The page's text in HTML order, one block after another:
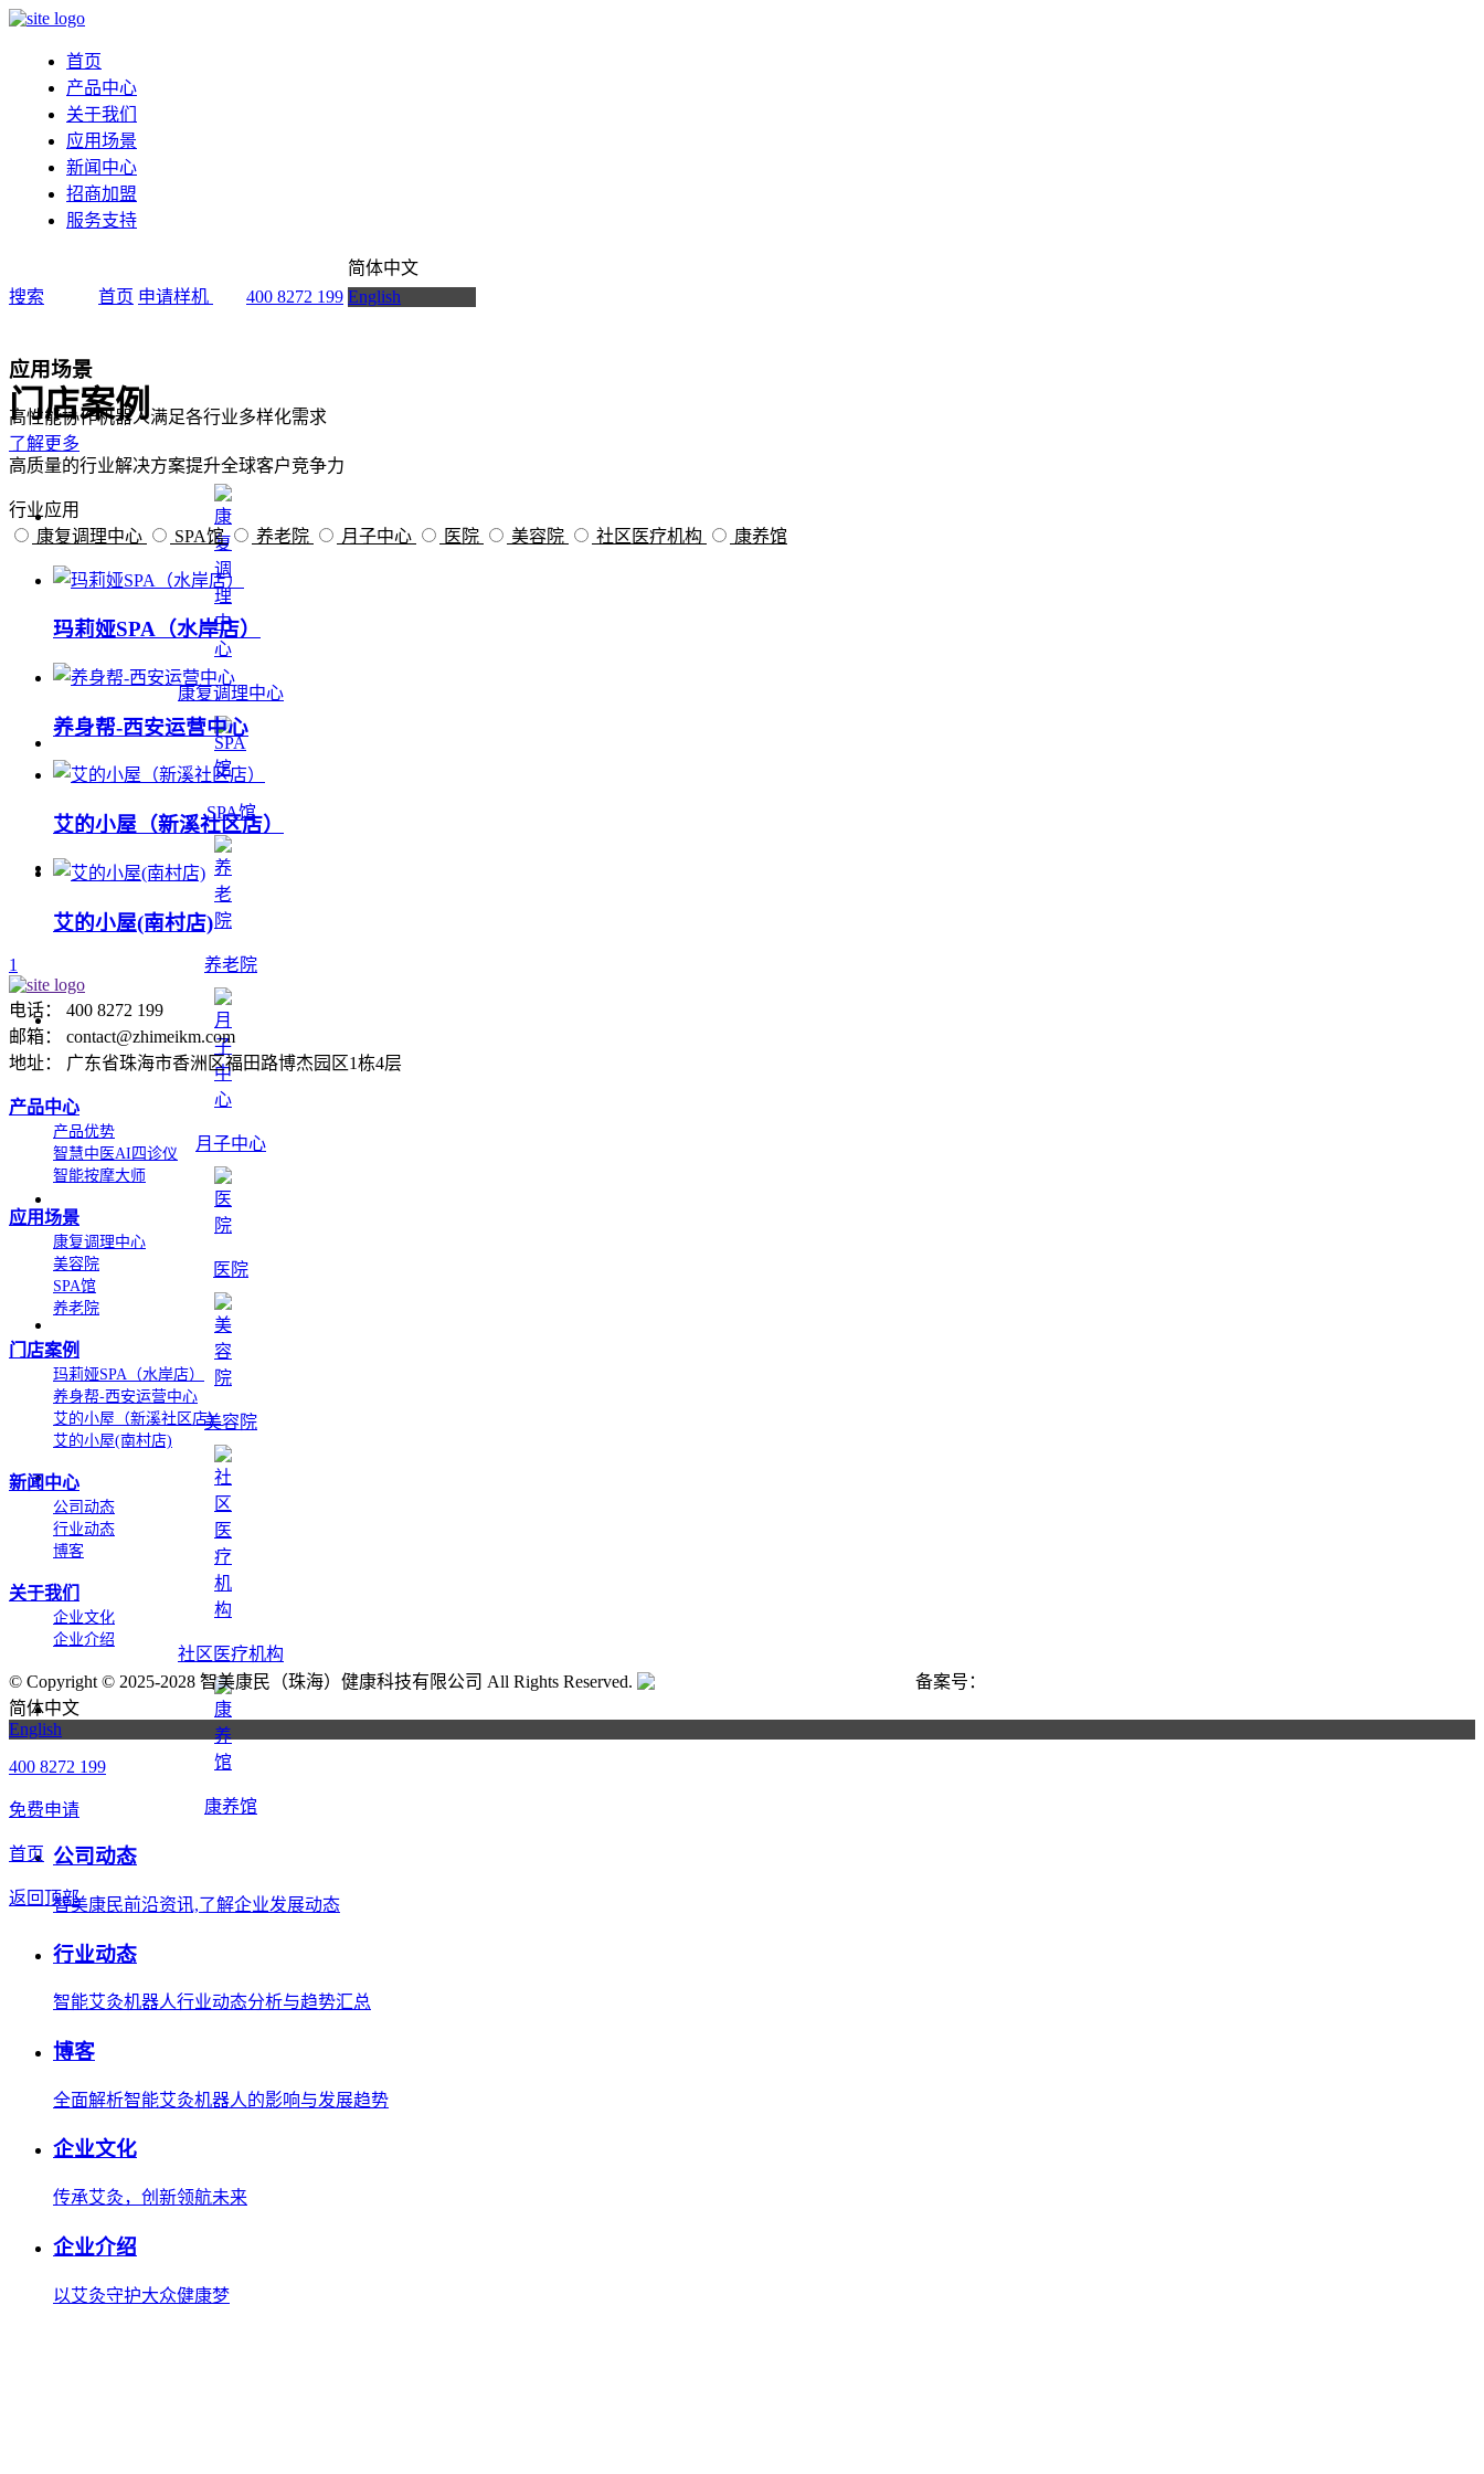
首页
产品中心
关于我们
应用场景
新闻中心
招商加盟
服务支持
搜索 首页 申请样机 400 8272 199
简体中文
English
应用场景
高性能协作机器人满足各行业多样化需求
了解更多
康复调理中心
SPA馆
养老院
月子中心
医院
美容院
社区医疗机构
康养馆
公司动态
智美康民前沿资讯,了解企业发展动态
行业动态
智能艾灸机器人行业动态分析与趋势汇总
博客
全面解析智能艾灸机器人的影响与发展趋势
企业文化
传承艾灸，创新领航未来
企业介绍
以艾灸守护大众健康梦
门店案例
高质量的行业解决方案提升全球客户竞争力
行业应用
康复调理中心
SPA馆 养老院 月子中心 医院 美容院 社区医疗机构 康养馆
玛莉娅SPA（水岸店）
养身帮-西安运营中心
艾的小屋（新溪社区店）
艾的小屋(南村店)
1
电话： 400 8272 199
邮箱： contact@zhimeikm.com
地址： 广东省珠海市香洲区福田路博杰园区1栋4层
产品中心
产品优势
智慧中医AI四诊仪
智能按摩大师
应用场景
康复调理中心
美容院
SPA馆
养老院
门店案例
玛莉娅SPA（水岸店）
养身帮-西安运营中心
艾的小屋（新溪社区店）
艾的小屋(南村店)
新闻中心
公司动态
行业动态
博客
关于我们
企业文化
企业介绍
© Copyright © 2025-2028 智美康民（珠海）健康科技有限公司 All Rights Reserved. 备案号：
简体中文
English
400 8272 199
免费申请
首页
返回顶部
我们提供免费机器人试用，如果您想体验智美康民艾灸机器人，请填写以下信息，我们将第一时间与您联系！您也可以致电400 8272 199联系客服申请样机。
联系信息
留言内容